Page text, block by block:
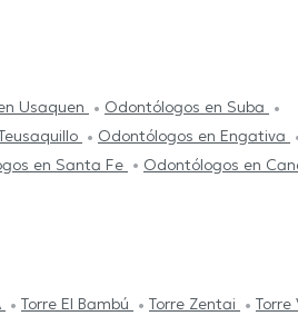
Usaquen
Odontólogos en Suba
Odontólogos en Engativa
en Santa Fe
Odontólogos en
Torre El Bambú Torre Zentai
Torre